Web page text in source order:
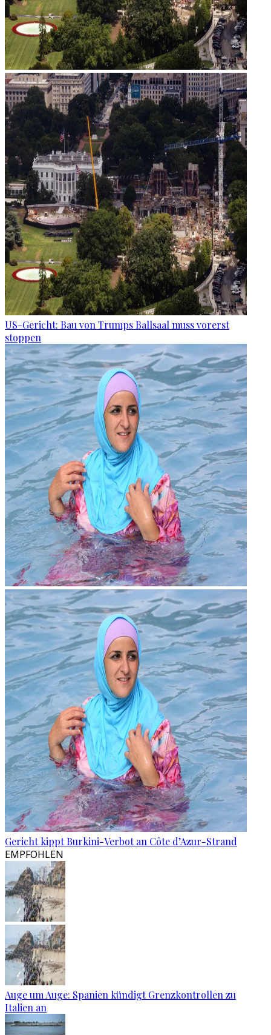
US-Gericht: Bau von Trumps Ballsaal muss vorerst
stoppen
Gericht kippt Burkini-Verbot an Côte d’Azur-Strand
EMPFOHLEN
Auge um Auge: Spanien kündigt Grenzkontrollen zu
Italien an